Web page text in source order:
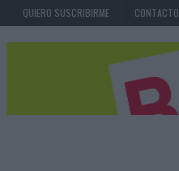
QUIERO SUSCRIBIRME CONTACTO